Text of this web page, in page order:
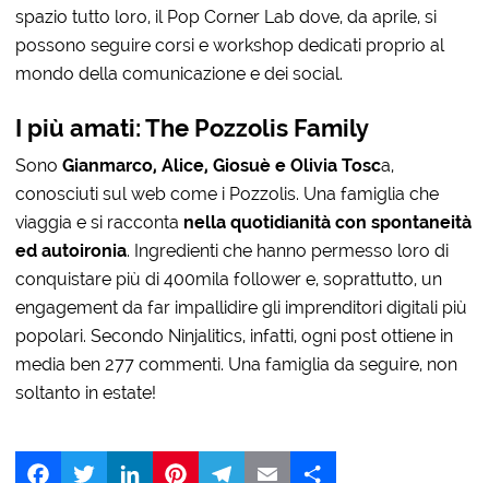
spazio tutto loro, il Pop Corner Lab dove, da aprile, si
possono seguire corsi e workshop dedicati proprio al
mondo della comunicazione e dei social.
I più amati: The Pozzolis Family
SonoGianmarco, Alice, Giosuè e Olivia Tosca,
conosciuti sul web come i Pozzolis. Una famiglia che
viaggia e si racconta nella quotidianità con spontaneità
ed autoironia. Ingredienti che hanno permesso loro di
conquistare più di 400mila follower e, soprattutto, un
engagement da far impallidire gli imprenditori digitali più
popolari. Secondo Ninjalitics, infatti, ogni post ottiene in
media ben 277 commenti. Una famiglia da seguire, non
soltanto in estate!
FacebookTwitter LinkedIn